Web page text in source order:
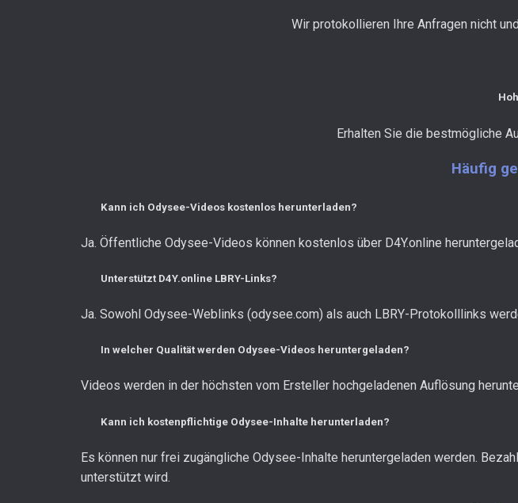
Wir protokollieren Ihre Anfragen nicht
Erhalten Sie die bestmögliche
Häufig
Kann ich Odysee-Videos kostenlos herunterladen?
Ja. Öffentliche Odysee-Videos können kostenlos über D4Y.online
Unterstützt D4Y.online LBRY-Links?
Ja. Sowohl Odysee-Weblinks (odysee.com) als auch LBRY-Protokolllinks
In welcher Qualität werden Odysee-Videos heruntergeladen?
Videos werden in der höchsten vom Ersteller hochgeladenen Auflösung
Kann ich kostenpflichtige Odysee-Inhalte herunterladen?
Es können nur frei zugängliche Odysee-Inhalte heruntergeladen werden.
unterstützt wird.